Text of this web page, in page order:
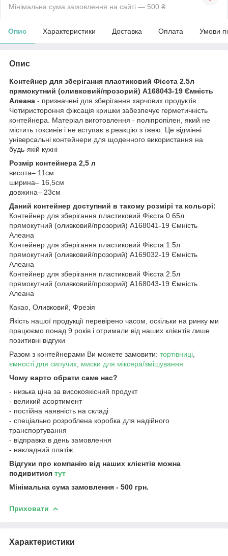
Мінімальна сума замовлення на сайті — 500 ₴
Опис Характеристики Доставка Оплата Умови
Опис
Контейнер для зберігання пластиковий Фієста 2.5л
прямокутний (оливковий/прозорий) А168043-19 Ємність
Алеана - призначені для зберігання харчових продуктів.
Чотиристороння фіксація кришки забезпечує герметичність
контейнера. Матеріал виготовлення - поліпропілен, який не
містить токсинів і не вступає в реакцію з їжею. Це відмінні
універсальні контейнери для щоденного використання на
будь-якій кухні
Розмір контейнера 2,5 л
висота– 11см
ширина– 16,5см
довжина– 23см
Даний контейнер доступний в такому розмірі та кольорі:
Контейнер для зберігання пластиковий Фієста 0.65л
прямокутний (оливковий/прозорий) А168041-19 Ємність
Алеана
Контейнер для зберігання пластиковий Фієста 1.5л
прямокутний (оливковий/прозорий) А169032-19 Ємність
Алеана
Контейнер для зберігання пластиковий Фієста 2.5л
прямокутний (оливковий/прозорий) А168043-19 Ємність
Алеана
Какао, Оливковий, Фрезія
Якість нашої продукції перевірено часом, оскільки на ринку ми
працюємо понад 9 років і отримали від наших клієнтів лише
позитивні відгуки
Разом з контейнерами Ви можете замовити: тортівниці
ємності для сипучих миски для міксера/змішування
Чому варто обрати саме нас?
- низька ціна за високоякісний продукт
- великий асортимент
- постійна наявність на складі
- спеціально розроблена коробка для надійного
транспортування
- відправка в день замовлення
- накладний платіж
Відгуки про компанію від наших клієнтів можна
подивитися тут
Мінімальна сума замовлення - 500 грн.
Приховати
Характеристики